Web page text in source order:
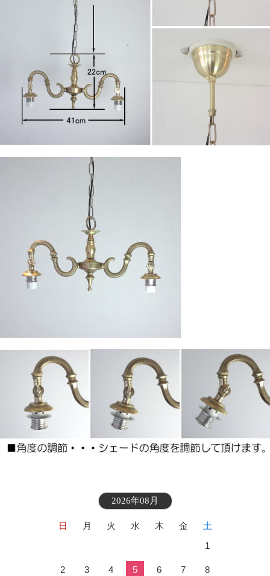
2026年08月
日 月 火 水 木 金
土
1
2 3 4 5 6 7 8